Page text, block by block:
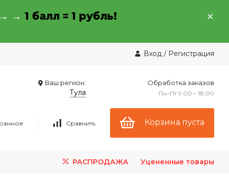
→ 1 балл = 1 рубль!
Вход / Регистрация
Ваш регион:
Тула
Обработка заказов
Пн–Пт 9:00 – 18:00
Сравнить Корзина пуста
РАСПРОДАЖА Уцененные товары